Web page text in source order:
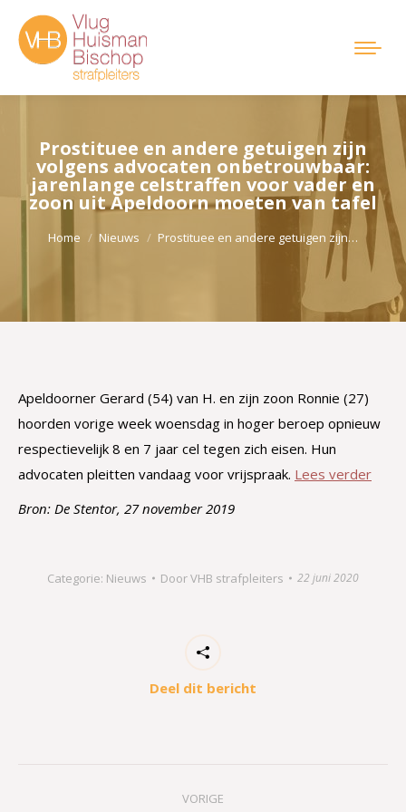
Prostituee en andere getuigen zijn
volgens advocaten onbetrouwbaar:
jarenlange celstraffen voor vader en
zoon uit Apeldoorn moeten van tafel
Home Nieuws Prostituee en andere getuigen zijn…
Apeldoorner Gerard (54) van H. en zijn zoon Ronnie (27)
hoorden vorige week woensdag in hoger beroep opnieuw
respectievelijk 8 en 7 jaar cel tegen zich eisen. Hun
advocaten pleitten vandaag voor vrijspraak. Lees verder
Bron: De Stentor, 27 november 2019
Categorie: Nieuws DoorVHB strafpleiters 22 juni 2020
Deel dit bericht
VORIGE